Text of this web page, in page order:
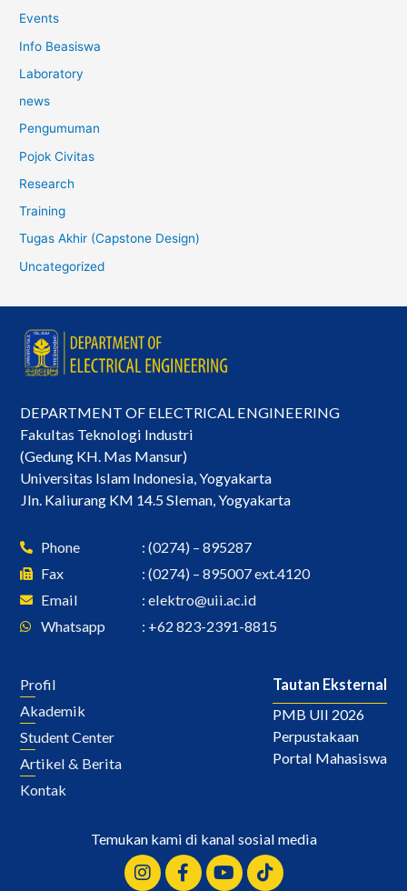
Events
Info Beasiswa
Laboratory
news
Pengumuman
Pojok Civitas
Research
Training
Tugas Akhir (Capstone Design)
Uncategorized
DEPARTMENT OF ELECTRICAL ENGINEERING
Fakultas Teknologi Industri
(Gedung KH. Mas Mansur)
Universitas Islam Indonesia, Yogyakarta
Jln. Kaliurang KM 14.5 Sleman, Yogyakarta
Phone
Fax
Email
Whatsapp
: (0274) – 895287
: (0274) – 895007 ext.4120
: elektro@uii.ac.id
: +62 823-2391-8815
Profil
Akademik
Student Center
Artikel & Berita
Kontak
Tautan Eksternal
PMB UII 2026
Perpustakaan
Portal Mahasiswa
Temukan kami di kanal sosial media
InstagramFacebook-
f
YoutubeTiktok